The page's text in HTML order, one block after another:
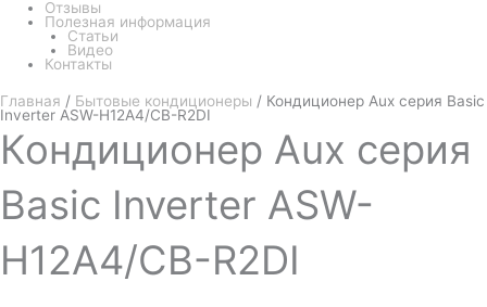
Отзывы
Полезная информация
Статьи
Видео
Контакты
Главная / Бытовые кондиционеры / Кондиционер Aux серия Basic
Inverter ASW-H12A4/СB-R2DI
Кондиционер Aux серия
Basic Inverter ASW-
H12A4/СB-R2DI